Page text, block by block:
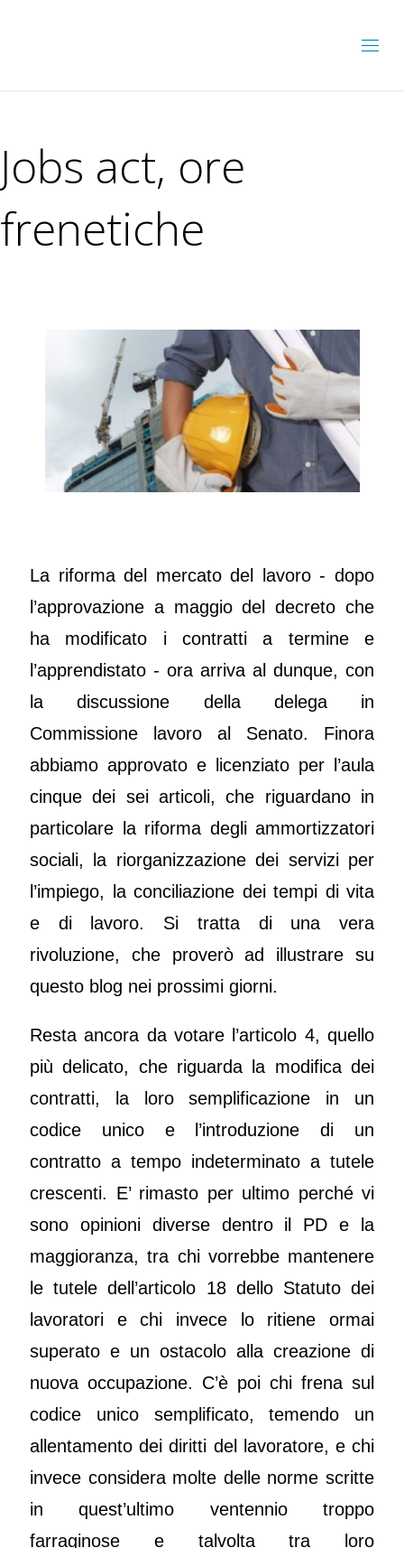
Jobs act, ore
frenetiche
La riforma del mercato del lavoro - dopo
l’approvazione a maggio del decreto che
ha modificato i contratti a termine e
l’apprendistato - ora arriva al dunque, con
la discussione della delega in
Commissione lavoro al Senato. Finora
abbiamo approvato e licenziato per l’aula
cinque dei sei articoli, che riguardano in
particolare la riforma degli ammortizzatori
sociali, la riorganizzazione dei servizi per
l’impiego, la conciliazione dei tempi di vita
e di lavoro. Si tratta di una vera
rivoluzione, che proverò ad illustrare su
questo blog nei prossimi giorni.
Resta ancora da votare l’articolo 4, quello
più delicato, che riguarda la modifica dei
contratti, la loro semplificazione in un
codice unico e l’introduzione di un
contratto a tempo indeterminato a tutele
crescenti. E’ rimasto per ultimo perché vi
sono opinioni diverse dentro il PD e la
maggioranza, tra chi vorrebbe mantenere
le tutele dell’articolo 18 dello Statuto dei
lavoratori e chi invece lo ritiene ormai
superato e un ostacolo alla creazione di
nuova occupazione. C’è poi chi frena sul
codice unico semplificato, temendo un
allentamento dei diritti del lavoratore, e chi
invece considera molte delle norme scritte
in quest’ultimo ventennio troppo
farraginose e talvolta tra loro